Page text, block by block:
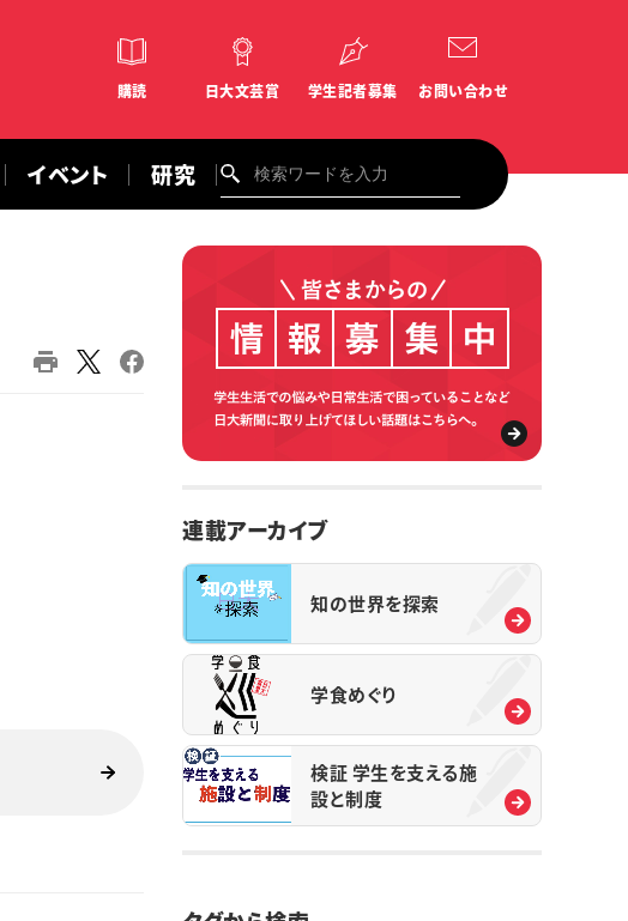
購読 日大文芸賞 学生記者募集 お問い合わせ
イベント 研究
連載アーカイブ
知の世界を探索
学食めぐり
検証 学生を支える施
設と制度